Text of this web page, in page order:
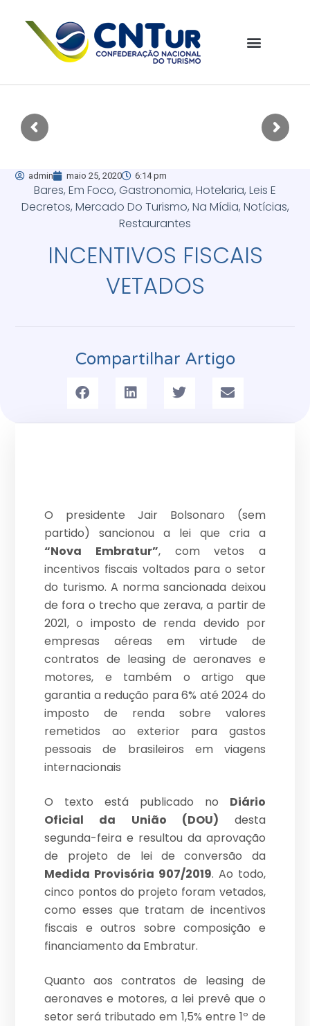
admin maio 25, 2020 6:14 pm
Bares, Em Foco, Gastronomia, Hotelaria, Leis E
Decretos, Mercado Do Turismo, Na Mídia, Notícias,
Restaurantes
INCENTIVOS FISCAIS
VETADOS
Compartilhar Artigo
O presidente Jair Bolsonaro (sem
partido) sancionou a lei que cria a
“Nova Embratur”, com vetos a
incentivos fiscais voltados para o setor
do turismo. A norma sancionada deixou
de fora o trecho que zerava, a partir de
2021, o imposto de renda devido por
empresas aéreas em virtude de
contratos de leasing de aeronaves e
motores, e também o artigo que
garantia a redução para 6% até 2024 do
imposto de renda sobre valores
remetidos ao exterior para gastos
pessoais de brasileiros em viagens
internacionais
O texto está publicado no Diário
Oficial da União (DOU) desta
segunda-feira e resultou da aprovação
de projeto de lei de conversão da
Medida Provisória 907/2019. Ao todo,
cinco pontos do projeto foram vetados,
como esses que tratam de incentivos
fiscais e outros sobre composição e
financiamento da Embratur.
Quanto aos contratos de leasing de
aeronaves e motores, a lei prevê que o
setor será tributado em 1,5% entre 1º de